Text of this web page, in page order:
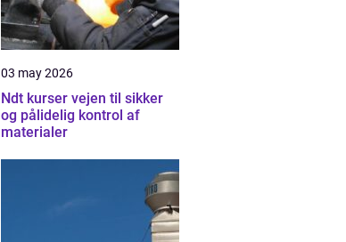
03 may 2026
Ndt kurser vejen til sikker
og pålidelig kontrol af
materialer